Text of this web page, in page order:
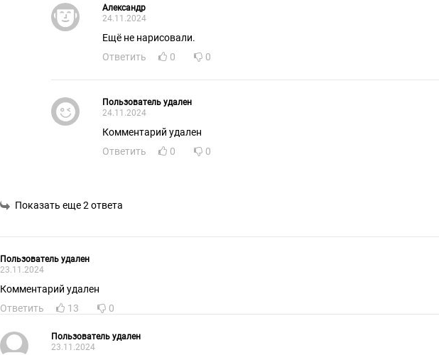
Александр
24.11.2024
Ещё не нарисовали.
Ответить
0 0
Пользователь удален
24.11.2024
Комментарий удален
Ответить
0 0
Показать еще 2 ответа
Пользователь удален
23.11.2024
Комментарий удален
Ответить
13 0
Пользователь удален
23.11.2024